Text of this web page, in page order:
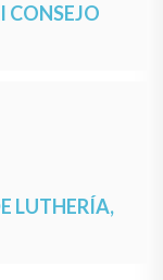
CONSEJO
LUTHERÍA,